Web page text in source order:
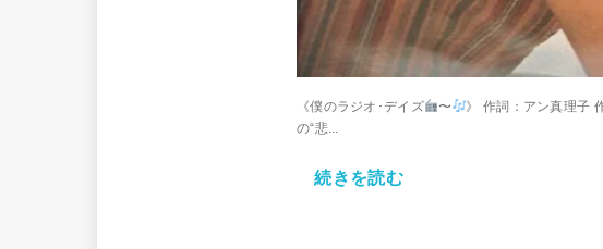
《僕のラジオ･デイズ 〜 》 作詞：アン真理子
の“悲...
続きを読む